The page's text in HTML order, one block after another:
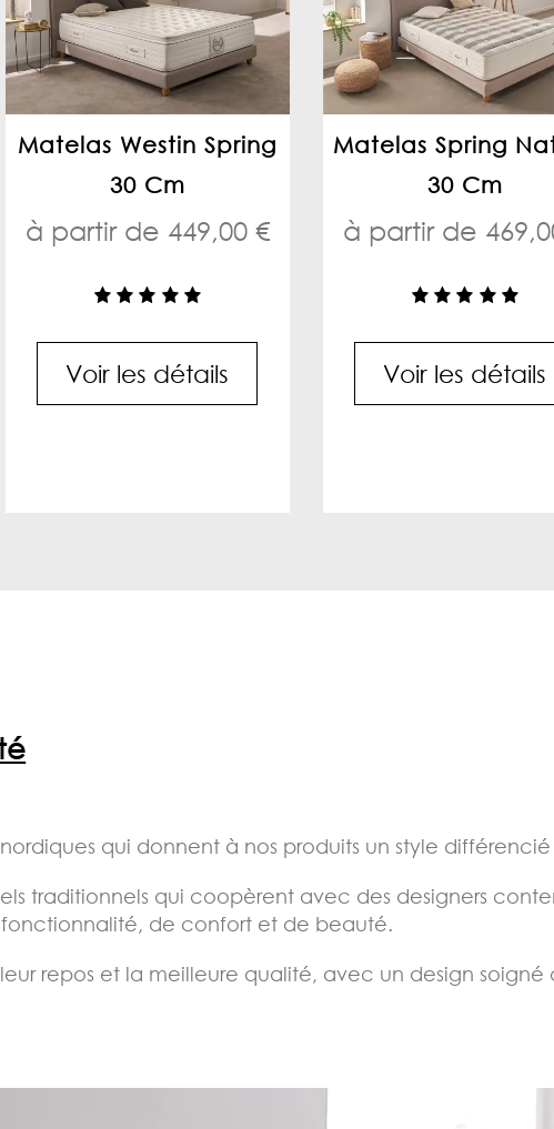
Matelas Westin Spring
30 Cm
à partir de 449,00 €
Voir les détails
Matelas Spring
30 Cm
à partir de
Voir les détails
qui donnent à nos produits un style
traditionnels qui coopèrent avec des designers
fonctionnalité, de confort et de beauté.
repos et la meilleure qualité, avec un design